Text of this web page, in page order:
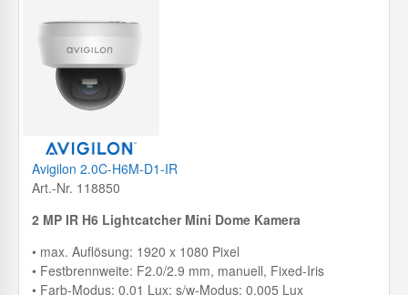
Avigilon 2.0C-H6M-D1-IR
Art.-Nr. 118850
2 MP IR H6 Lightcatcher Mini Dome Kamera
• max. Auflösung: 1920 x 1080 Pixel
• Festbrennweite: F2.0/2.9 mm, manuell, Fixed-Iris
• Farb-Modus: 0.01 Lux; s/w-Modus: 0.005 Lux